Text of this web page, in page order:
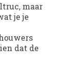
maar
je je
dat de